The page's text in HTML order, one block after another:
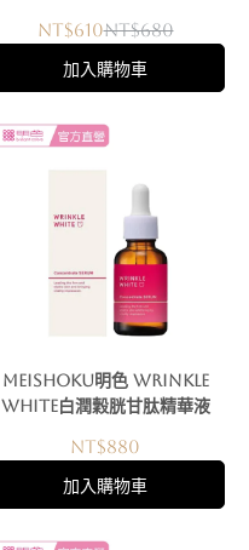
NT$610NT$680
加入購物車
Meishoku明色 WRINKLE
WHITE白潤穀胱甘肽精華液
NT$880
加入購物車